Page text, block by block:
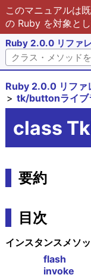
このマニュアルは
の Ruby を対象と
Ruby 2.0.0 リファ
Ruby 2.0.0 リファ
tk/buttonライブ
class
要約
目次
インスタンスメソ
flash
invoke